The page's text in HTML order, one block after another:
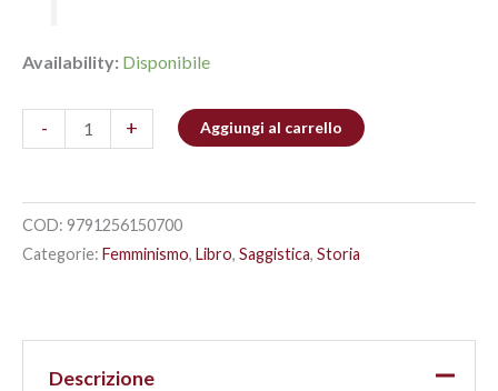
Availability: Disponibile
- + Aggiungi al carrello
COD: 9791256150700
Categorie: Femminismo, Libro, Saggistica, Storia
Descrizione